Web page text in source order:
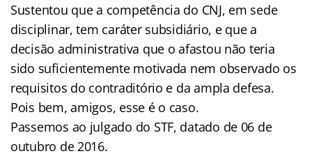
Sustentou que a competência do CNJ, em sede
disciplinar, tem caráter subsidiário, e que a
decisão administrativa que o afastou não teria
sido suficientemente motivada nem observado os
requisitos do contraditório e da ampla defesa.
Pois bem, amigos, esse é o caso.
Passemos ao julgado do STF, datado de 06 de
outubro de 2016.